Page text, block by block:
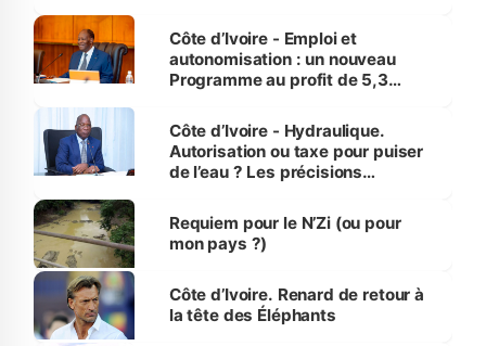
et Yamoussoukro
Côte d’Ivoire - Emploi et
autonomisation : un nouveau
Programme au profit de 5,3
Côte d’Ivoire - Hydraulique.
Autorisation ou taxe pour puiser
de l’eau ? Les précisions
Requiem pour le N’Zi (ou pour
mon pays ?)
Côte d’Ivoire. Renard de retour à
la tête des Éléphants